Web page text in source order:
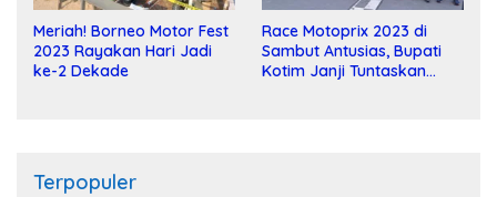
Meriah! Borneo Motor Fest
2023 Rayakan Hari Jadi
ke-2 Dekade
Race Motoprix 2023 di
Sambut Antusias, Bupati
Kotim Janji Tuntaskan
Terpopuler